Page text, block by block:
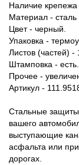
Наличие крепежа
Материал - сталь
Цвет - черный.
Упаковка -
Листов (частей) -
Штамповка - есть.
Прочее -
Артикул -
Стальные
вашего
выступающие
асфальта или
дорогах.